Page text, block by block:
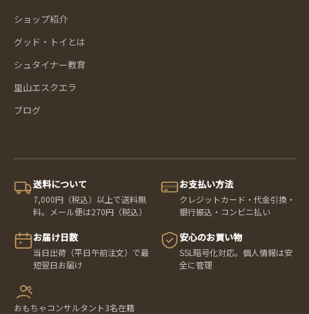
ショップ紹介
グッド・トイとは
シュタイナー教育
里山エスクエラ
ブログ
送料について
7,000円（税込）以上で送料無
料。メール便は270円（税込）
お支払い方法
クレジットカード・代金引換・
銀行振込・コンビニ払い
お届け日数
当日出荷（平日午前注文）で最
短翌日お届け
安心のお買い物
SSL暗号化対応。個人情報は安
全に管理
おもちゃコンサルタント3名在籍